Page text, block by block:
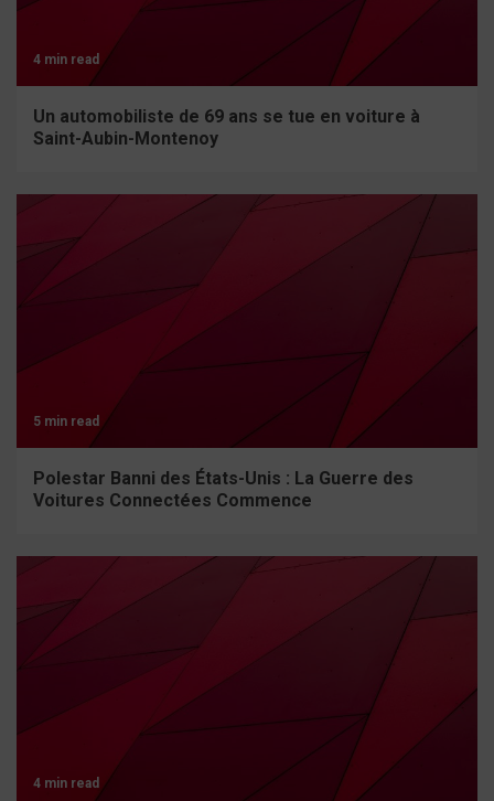
4 min read
Un automobiliste de 69 ans se tue en voiture à
Saint-Aubin-Montenoy
5 min read
Polestar Banni des États-Unis : La Guerre des
Voitures Connectées Commence
4 min read